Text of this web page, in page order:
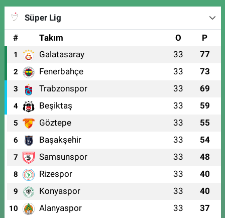
Süper Lig
#
Takım O P
1 Galatasaray 33 77
2 Fenerbahçe 33 73
3 Trabzonspor 33 69
4 Beşiktaş 33 59
5 Göztepe 33 55
6 Başakşehir 33 54
7 Samsunspor 33 48
8 Rizespor 33 40
9 Konyaspor 33 40
10 Alanyaspor 33 37